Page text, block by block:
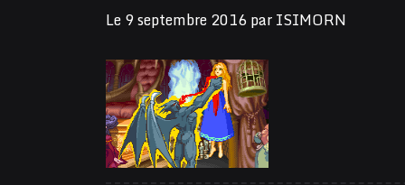
Le9 septembre 2016parISIMORN